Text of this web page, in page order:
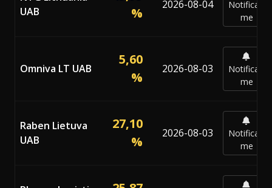
UAB
%
2026-08-04
Notificar-
me
Omniva LT UAB
5,60
%
2026-08-03
Notificar-
me
Raben Lietuva
UAB
27,10
%
2026-08-03
Notificar-
me